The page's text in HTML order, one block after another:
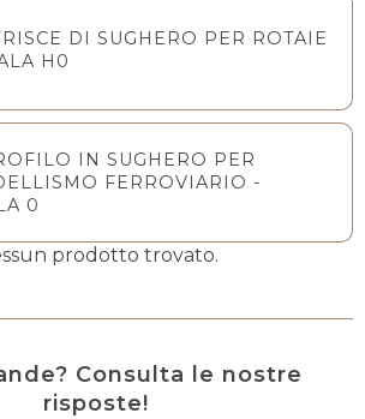
DI SUGHERO PER ROTAIE
H0
IN SUGHERO PER
FERROVIARIO -
0
prodotto trovato.
Consulta le nostre
risposte!